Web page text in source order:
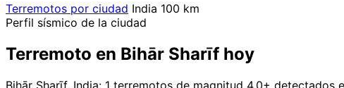
Terremotos por ciudad India 100 km
Perfil sísmico de la ciudad
Terremoto en Bihār Sharīf hoy
Bihār Sharīf, India: 1 terremotos de magnitud 4,0+ detectados